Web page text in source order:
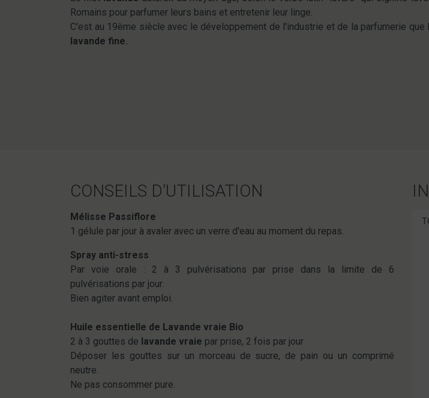
Romains pour parfumer leurs bains et entretenir leur linge.
C'est au 19ème siècle avec le développement de l'industrie et de la parfumerie
lavande fine.
CONSEILS D'UTILISATION
Mélisse Passiflore
1 gélule par jour à avaler avec un verre d'eau au moment du repas.
Spray anti-stress
Par voie orale : 2 à 3 pulvérisations par prise dans la limite de 6
pulvérisations par jour.
Bien agiter avant emploi.
Huile essentielle de Lavande vraie Bio
2 à 3 gouttes de lavande vraie par prise, 2 fois par jour
Déposer les gouttes sur un morceau de sucre, de pain ou un comprimé
neutre.
Ne pas consommer pure.